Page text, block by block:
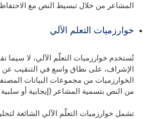
المشاعر من خلال تبسيط النص مع
خوارزميات التعلم الآلي
تُستخدم خوارزميات التعلّم الآلي، لا سيما
الإشراف، على نطاق واسع في التنقيب عن
الخوارزميات من مجموعات البيانات
من النص بتسمية المشاعر (إيجابية أو
تشمل خوارزميات التعلّم الآلي الشائعة